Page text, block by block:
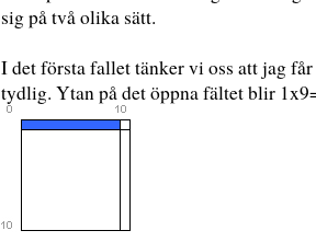
sig på två olika sätt.
I det första fallet tänker vi oss att jag
tydlig. Ytan på det öppna fältet blir